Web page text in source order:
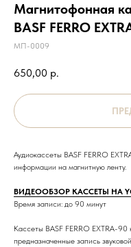
Магнитофонная
BASF FERRO
МП-0009
650,00 р.
Аудиокассеты BASF FERRO
информации на магнитную ленту.
ВИДЕООБЗОР КАССЕТЫ НА
Время записи: до 90 минут
Кассеты BASF FERRO EXTRA-
предназначенные запись